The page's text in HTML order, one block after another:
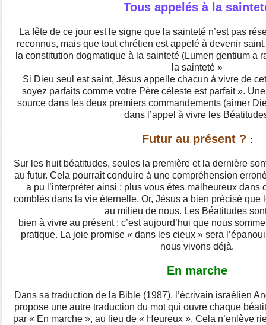
Tous appelés à la
La fête de ce jour est le signe que la sainteté n’est pas
reconnus, mais que tout chrétien est appelé à devenir
la constitution dogmatique à la sainteté (Lumen gentium a
la sainteté »
Si Dieu seul est saint, Jésus appelle chacun à vivre de
soyez parfaits comme votre Père céleste est parfait ».
source dans les deux premiers commandements (aimer
dans l’appel à vivre les
Futur au présent ? :
Sur les huit béatitudes, seules la première et la dernière
au futur. Cela pourrait conduire à une compréhension
a pu l’interpréter ainsi : plus vous êtes malheureux dans
comblés dans la vie éternelle. Or, Jésus a bien précisé que
au milieu de nous. Les Béatitudes
bien à vivre au présent : c’est aujourd’hui que nous
pratique. La joie promise « dans les cieux » sera
nous vivons déjà.
En marche
Dans sa traduction de la Bible (1987), l’écrivain israélien
propose une autre traduction du mot qui ouvre chaque
par « En marche », au lieu de « Heureux ». Cela n’enlève